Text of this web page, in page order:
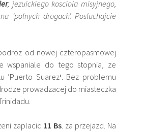
, jezuickiego kosciola misyjnego,
‘polnych drogach’. Posluchajcie
od nowej czteropasmowej
wspaniale do tego stopnia, ze
‘Puerto Suarez‘. Bez problemu
prowadzacej do miasteczka
zaplacic 11 Bs. za przejazd. Na